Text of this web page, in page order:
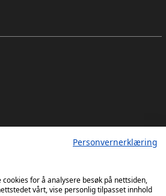
Solberg
Personvernerklæring
for å analysere besøk på nettsiden,
vårt, vise personlig tilpasset innhold